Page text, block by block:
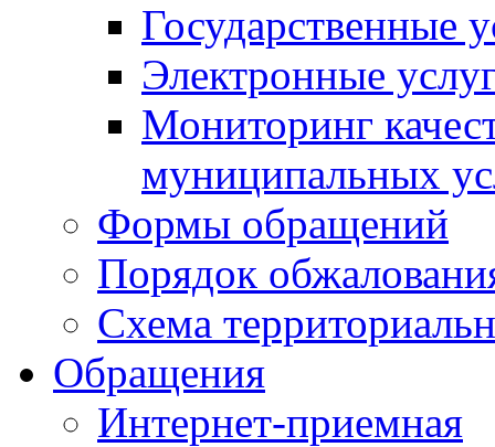
Государственные
Электронные
Мониторинг
муниципальных
Формы обращений
Порядок
Схема
Обращения
Интернет-приемная